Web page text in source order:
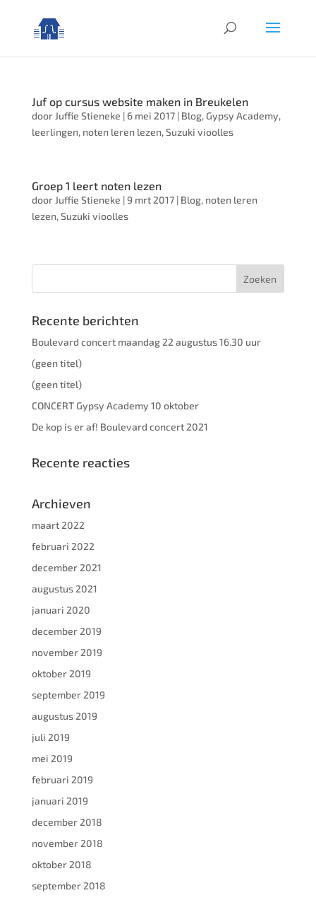
Juf op cursus website maken in Breukelen
door Juffie Stieneke | 6 mei 2017| Blog,Gypsy Academy,
leerlingen, noten leren lezen,Suzuki vioolles
Groep 1 leert noten lezen
door Juffie Stieneke |9 mrt 2017| Blog, noten leren
lezen,Suzuki vioolles
Recente berichten
Boulevard concert maandag 22 augustus 16.30 uur
(geen titel)
(geen titel)
CONCERT Gypsy Academy 10 oktober
De kop is er af! Boulevard concert 2021
Recente reacties
Archieven
maart 2022
februari 2022
december 2021
augustus 2021
januari 2020
december 2019
november 2019
oktober 2019
september 2019
augustus 2019
juli 2019
mei 2019
februari 2019
januari 2019
december 2018
november 2018
oktober 2018
september 2018